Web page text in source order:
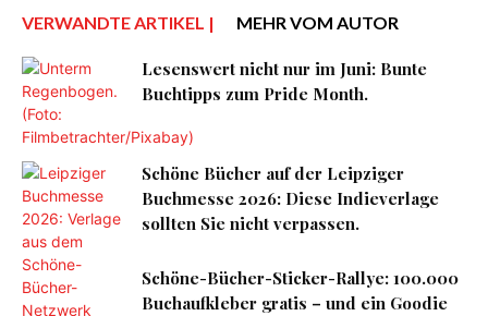
VERWANDTE ARTIKEL | MEHR VOM AUTOR
Lesenswert nicht nur im Juni: Bunte
Buchtipps zum Pride Month.
Schöne Bücher auf der Leipziger
Buchmesse 2026: Diese Indieverlage
sollten Sie nicht verpassen.
Schöne-Bücher-Sticker-Rallye: 100.000
Buchaufkleber gratis – und ein Goodie